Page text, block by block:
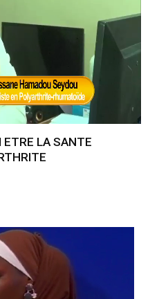
LA SANTE